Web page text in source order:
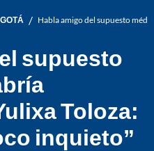
/ Habla amigo del supuesto
supuesto
Toloza:
inquieto”